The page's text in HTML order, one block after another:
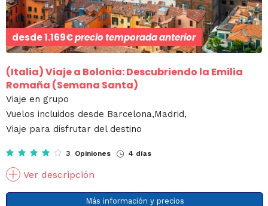
desde1.169€precio temporada anterior
(Italia)Viaje a Bolonia: Descubriendo la Emilia
Romaña (Semana Santa)
Viaje en grupo
Vuelos incluidos desde Barcelona,Madrid,
Viaje para disfrutar del destino
3 Opiniones 4 días
Ver descripción
Más información y precios